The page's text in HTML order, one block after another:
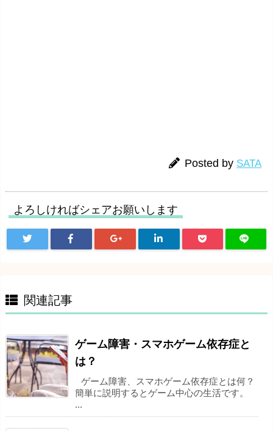
Posted by SATA
よろしければシェアお願いします
関連記事
ゲーム障害・スマホゲーム依存症と
は？
ゲーム障害、スマホゲーム依存症とは何？
簡単に説明するとゲーム中心の生活です。
...